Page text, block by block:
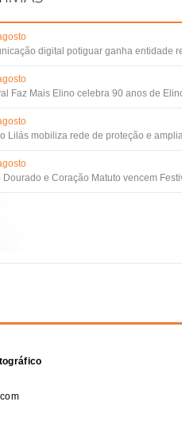
digital potiguar ganha entidade
Faz Mais Elino celebra 90 anos de
Lilás mobiliza rede de proteção e
Dourado e Coração Matuto vencem